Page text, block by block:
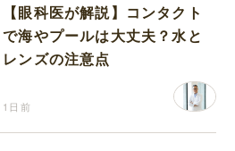
【眼科医が解説】コンタクト
で海やプールは大丈夫？水と
レンズの注意点
1日前